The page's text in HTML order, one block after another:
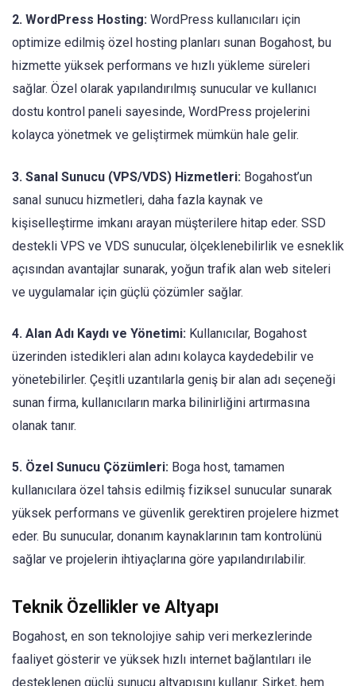
2. WordPress Hosting: WordPress kullanıcıları için
optimize edilmiş özel hosting planları sunan Bogahost, bu
hizmette yüksek performans ve hızlı yükleme süreleri
sağlar. Özel olarak yapılandırılmış sunucular ve kullanıcı
dostu kontrol paneli sayesinde, WordPress projelerini
kolayca yönetmek ve geliştirmek mümkün hale gelir.
3. Sanal Sunucu (VPS/VDS) Hizmetleri: Bogahost’un
sanal sunucu hizmetleri, daha fazla kaynak ve
kişiselleştirme imkanı arayan müşterilere hitap eder. SSD
destekli VPS ve VDS sunucular, ölçeklenebilirlik ve esneklik
açısından avantajlar sunarak, yoğun trafik alan web siteleri
ve uygulamalar için güçlü çözümler sağlar.
4. Alan Adı Kaydı ve Yönetimi: Kullanıcılar, Bogahost
üzerinden istedikleri alan adını kolayca kaydedebilir ve
yönetebilirler. Çeşitli uzantılarla geniş bir alan adı seçeneği
sunan firma, kullanıcıların marka bilinirliğini artırmasına
olanak tanır.
5. Özel Sunucu Çözümleri: Boga host, tamamen
kullanıcılara özel tahsis edilmiş fiziksel sunucular sunarak
yüksek performans ve güvenlik gerektiren projelere hizmet
eder. Bu sunucular, donanım kaynaklarının tam kontrolünü
sağlar ve projelerin ihtiyaçlarına göre yapılandırılabilir.
Teknik Özellikler ve Altyapı
Bogahost, en son teknolojiye sahip veri merkezlerinde
faaliyet gösterir ve yüksek hızlı internet bağlantıları ile
desteklenen güçlü sunucu altyapısını kullanır. Şirket, hem